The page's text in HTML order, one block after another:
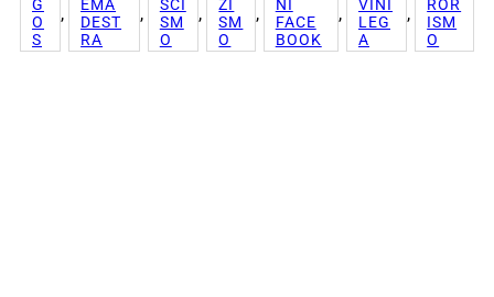
G
O
S
,
EMA
DEST
RA
,
SCI
SM
O
,
ZI
SM
O
,
NI
FACE
BOOK
,
VINI
LEG
A
,
ROR
ISM
O